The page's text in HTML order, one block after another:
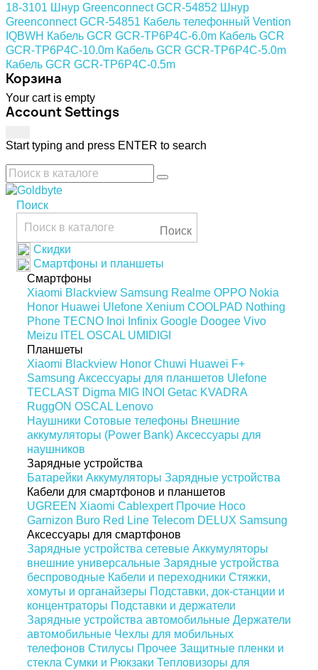
18-3101 Шнур Greenconnect GCR-54852 Шнур
Greenconnect GCR-54851 Кабель телефонный Vention
IQBWH Кабель GCR GCR-TP6P4C-6.0m Кабель GCR
GCR-TP6P4C-10.0m Кабель GCR GCR-TP6P4C-5.0m
Кабель GCR GCR-TP6P4C-0.5m
Корзина
Your cart is empty
Account Settings
Start typing and press ENTER to search
Поиск
Поиск
Скидки
Смартфоны и планшеты
Смартфоны
Xiaomi Blackview Samsung Realme OPPO Nokia
Honor Huawei Ulefone Xenium COOLPAD Nothing
Phone TECNO Inoi Infinix Google Doogee Vivo
Meizu ITEL OSCAL UMIDIGI
Планшеты
Xiaomi Blackview Honor Chuwi Huawei F+
Samsung Аксессуары для планшетов Ulefone
TECLAST Digma MIG INOI Getac KVADRA
RuggON OSCAL Lenovo
Наушники Сотовые телефоны Внешние
аккумуляторы (Power Bank) Аксессуары для
наушников
Зарядные устройства
Батарейки Аккумуляторы Зарядные устройства
Кабели для смартфонов и планшетов
UGREEN Xiaomi Cablexpert Прочие Hoco
Garnizon Buro Red Line Telecom DELUX Samsung
Аксессуары для смартфонов
Зарядные устройства сетевые Аккумуляторы
внешние универсальные Зарядные устройства
беспроводные Кабели и переходники Стяжки,
хомуты и органайзеры Подставки, док-станции и
концентраторы Подставки и держатели
Зарядные устройства автомобильные Держатели
автомобильные Чехлы для мобильных
телефонов Стилусы Прочее Защитные пленки и
стекла Сумки и Рюкзаки Тепловизоры для